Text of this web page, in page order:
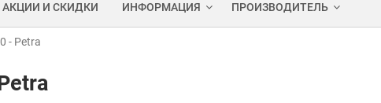
АКЦИИ И СКИДКИ ИНФОРМАЦИЯ ПРОИЗВОДИТЕЛЬ
- Petra